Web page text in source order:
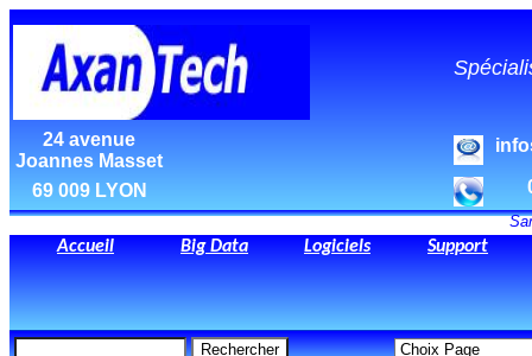
24 avenue
Joannes Masset
69 009 LYON
Accueil Big Data Logiciels Support